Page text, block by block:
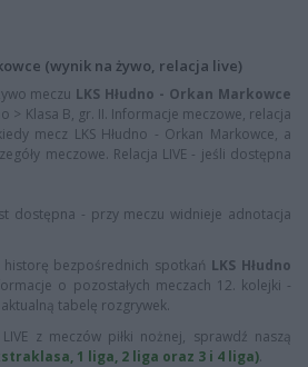
(wynik na żywo, relacja live)
meczu LKS Hłudno - Orkan Markowce
> Klasa B, gr. II. Informacje meczowe, relacja
mecz LKS Hłudno - Orkan Markowce, a
meczowe. Relacja LIVE - jeśli dostępna
dostępna - przy meczu widnieje adnotacja
bezpośrednich spotkań LKS Hłudno
o pozostałych meczach 12. kolejki -
tabelę rozgrywek.
z meczów piłki nożnej, sprawdź naszą
1 liga, 2 liga oraz 3 i 4 liga).